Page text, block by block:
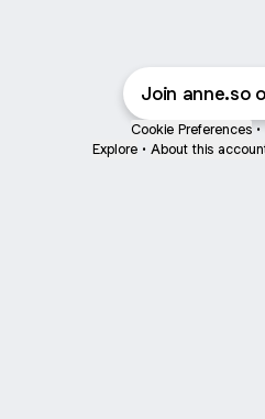
Join anne.so
Cookie Preferences •
Explore • About this